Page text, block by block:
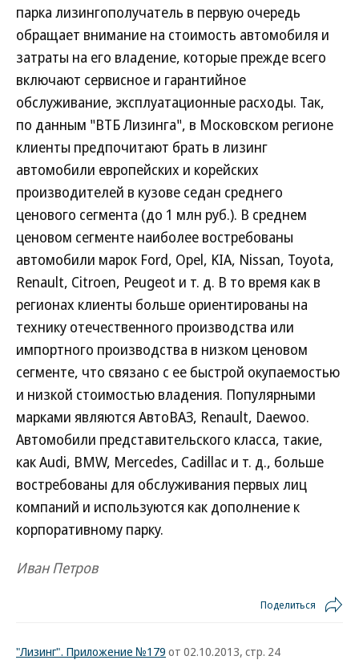
парка лизингополучатель в первую очередь
обращает внимание на стоимость автомобиля и
затраты на его владение, которые прежде всего
включают сервисное и гарантийное
обслуживание, эксплуатационные расходы. Так,
по данным "ВТБ Лизинга", в Московском регионе
клиенты предпочитают брать в лизинг
автомобили европейских и корейских
производителей в кузове седан среднего
ценового сегмента (до 1 млн руб.). В среднем
ценовом сегменте наиболее востребованы
автомобили марок Ford, Opel, KIA, Nissan, Toyota,
Renault, Citroen, Peugeot и т. д. В то время как в
регионах клиенты больше ориентированы на
технику отечественного производства или
импортного производства в низком ценовом
сегменте, что связано с ее быстрой окупаемостью
и низкой стоимостью владения. Популярными
марками являются АвтоВАЗ, Renault, Daewoo.
Автомобили представительского класса, такие,
как Audi, BMW, Mercedes, Cadillac и т. д., больше
востребованы для обслуживания первых лиц
компаний и используются как дополнение к
корпоративному парку.
Иван Петров
Поделиться
"Лизинг". Приложение №179 от 02.10.2013, стр. 24